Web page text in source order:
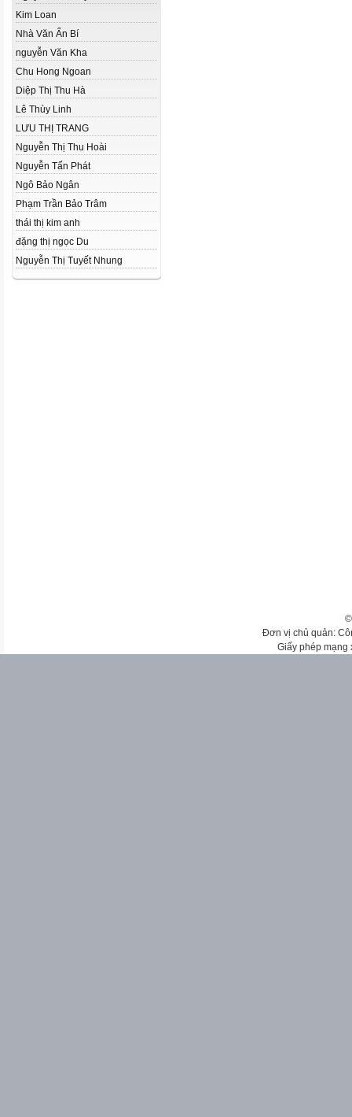
Kim Loan
Nhà Văn Ẩn Bí
nguyễn Văn Kha
Chu Hong Ngoan
Diệp Thị Thu Hà
Lê Thùy Linh
LƯU THỊ TRANG
Nguyễn Thị Thu Hoài
Nguyễn Tấn Phát
Ngô Bảo Ngân
Phạm Trần Bảo Trâm
thái thị kim anh
đặng thị ngọc Du
Nguyễn Thị Tuyết Nhung
Đơn vị chủ quản:
Giấy phép mạng